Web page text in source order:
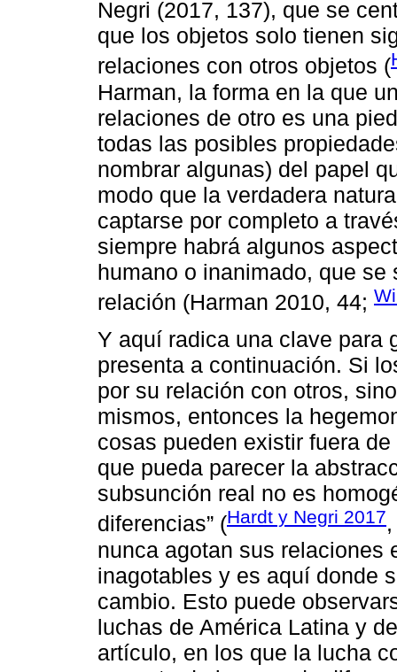
Negri (2017, 137), que se
que los objetos solo tienen
relaciones con otros objetos (
Harman, la forma en la que
relaciones de otro es una
todas las posibles
nombrar algunas) del papel
modo que la verdadera
captarse por completo a
siempre habrá algunos
humano o inanimado, que
relación (Harman 2010, 44;
Y aquí radica una clave para
presenta a continuación. Si
por su relación con otros,
mismos, entonces la
cosas pueden existir fuera
que pueda parecer la
subsunción real no es
diferencias” (Hardt y Negri 2017
nunca agotan sus relaciones
inagotables y es aquí donde
cambio. Esto puede
luchas de América Latina y
artículo, en los que la lucha